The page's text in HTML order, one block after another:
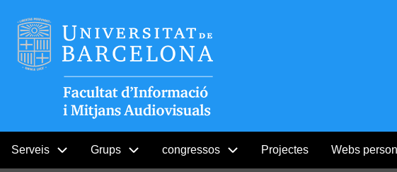
contingut
Menú
del
compte
d'usuari
Navegació
Serveis Grups congressos Projectes Webs